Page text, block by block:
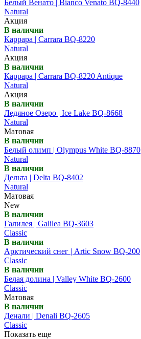
Белый Венато | Bianco Venato BQ-8440
Natural
Акция
В наличии
Каррара | Carrara BQ-8220
Natural
Акция
В наличии
Каррара | Carrara BQ-8220 Antique
Natural
Акция
В наличии
Ледяное Озеро | Ice Lake BQ-8668
Natural
Матовая
В наличии
Белый олимп | Olympus White BQ-8870
Natural
В наличии
Дельта | Delta BQ-8402
Natural
Матовая
New
В наличии
Галилея | Galilea BQ-3603
Classic
В наличии
Арктический снег | Artic Snow BQ-200
Classic
В наличии
Белая долина | Valley White BQ-2600
Classic
Матовая
В наличии
Денали | Denali BQ-2605
Classic
Показать еще